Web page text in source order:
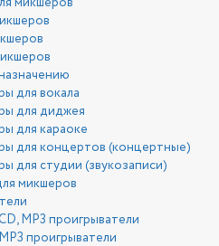
для вокала
для диджея
для караоке
для концертов (концертные)
для студии (звукозаписи)
микшеров
MP3 проигрыватели
проигрыватели